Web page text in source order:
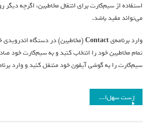
می‌تواند مفید باشد.
وارد برنامه‌یContact(مخاطبین) در دستگاه
تمام مخاطبین خود را انتخاب کنید و به سیم‌کارت خود
سیم‌کارت را به گوشی آیفون خود منتقل کنید و وارد
ژست سهل‌انگارانه پزشکیان مقابل اردوغان سوژه شد!_فرنگی